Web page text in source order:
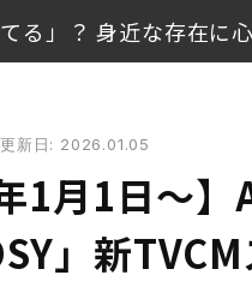
る」？ 身近な存在に
近な存在に心が動く！
。診断コンテンツなど
更新日: 2026.01.05
1月1日〜
」新